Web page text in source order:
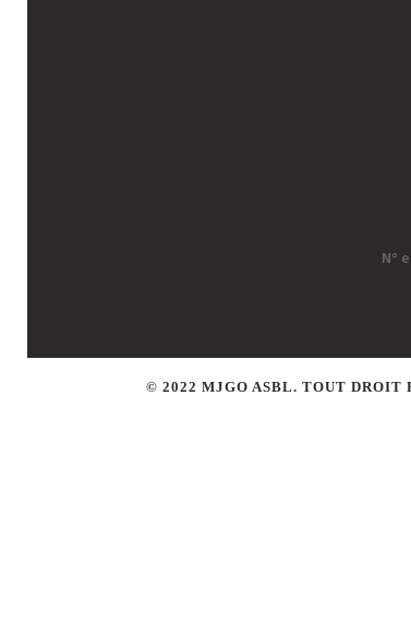
N°
© 2022 MJGO ASBL. TOUT DROIT